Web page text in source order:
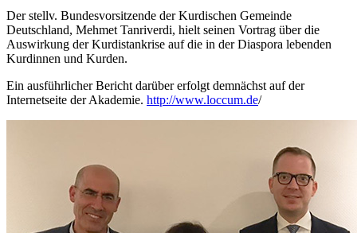
Der stellv. Bundesvorsitzende der Kurdischen Gemeinde
Deutschland, Mehmet Tanriverdi, hielt seinen Vortrag über die
Auswirkung der Kurdistankrise auf die in der Diaspora lebenden
Kurdinnen und Kurden.
Ein ausführlicher Bericht darüber erfolgt demnächst auf der
Internetseite der Akademie. http://www.loccum.de/